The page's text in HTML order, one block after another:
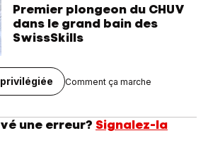
Premier plongeon du CHUV
dans le grand bain des
SwissSkills
Comment ça marche
une erreur? Signalez-la